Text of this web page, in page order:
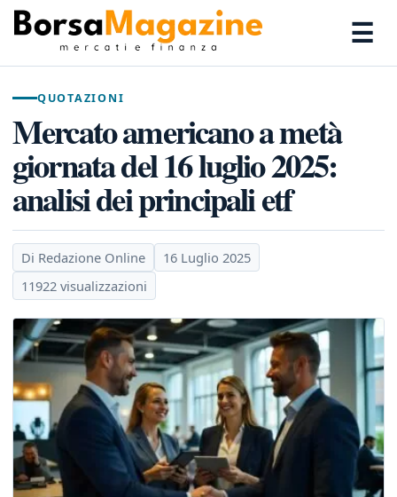
☰
QUOTAZIONI
Mercato americano a metà
giornata del 16 luglio 2025:
analisi dei principali etf
Di Redazione Online
16 Luglio 2025
11922 visualizzazioni